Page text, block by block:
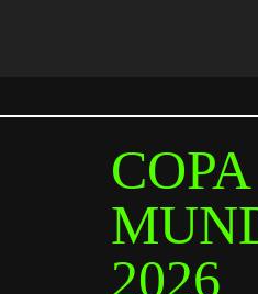
2026